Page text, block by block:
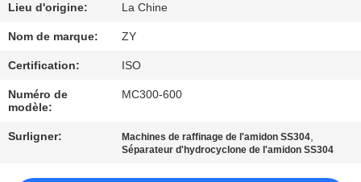
DE
QUALITÉ
CONTACTEZ-
NOUS
Lieu d'origine: La Chine
Nom de marque: ZY
Certification: ISO
Numéro de
modèle:
MC300-600
Surligner: Machines de raffinage de l'amidon SS304,
Séparateur d'hydrocyclone de l'amidon SS304